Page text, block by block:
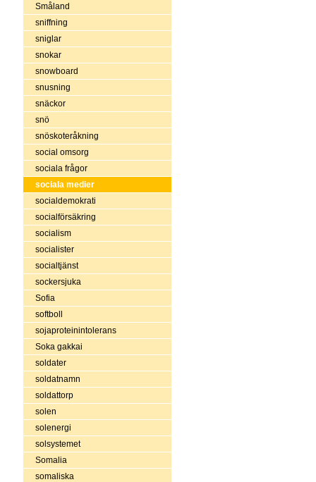
Småland
sniffning
sniglar
snokar
snowboard
snusning
snäckor
snö
snöskoteråkning
social omsorg
sociala frågor
sociala medier
socialdemokrati
socialförsäkring
socialism
socialister
socialtjänst
sockersjuka
Sofia
softboll
sojaproteinintolerans
Soka gakkai
soldater
soldatnamn
soldattorp
solen
solenergi
solsystemet
Somalia
somaliska